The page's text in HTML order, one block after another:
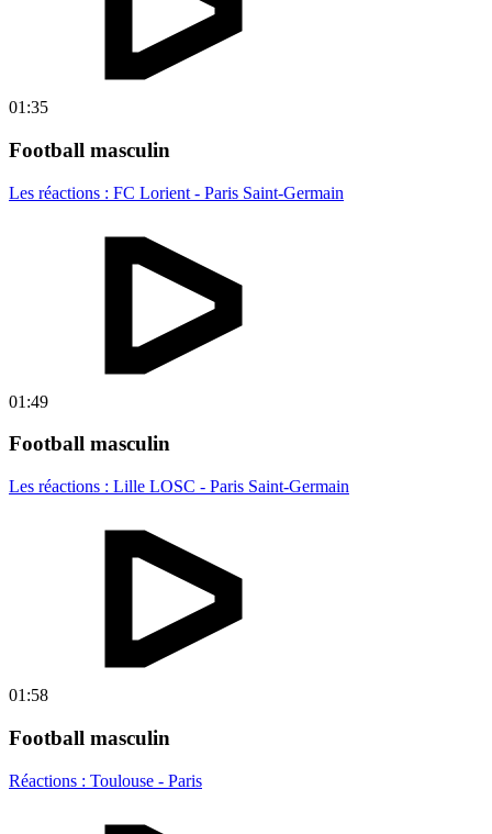
01:35
Football masculin
Les réactions : FC Lorient - Paris Saint-Germain
01:49
Football masculin
Les réactions : Lille LOSC - Paris Saint-Germain
01:58
Football masculin
Réactions : Toulouse - Paris